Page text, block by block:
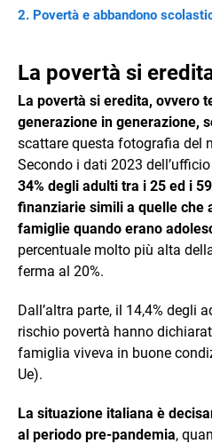
Povertà e abbandono
La povertà si
La povertà si eredita, ovvero
generazione in generazione,
scattare questa fotografia del
Secondo i dati 2023
34% degli adulti tra i 25 ed i
finanziarie simili a quelle che
famiglie quando erano
percentuale molto più alta
ferma al 20%.
Dall’altra parte, il 14,4% degli
rischio povertà hanno
famiglia viveva in buone
Ue).
La situazione italiana è
al periodo pre-pandemia,